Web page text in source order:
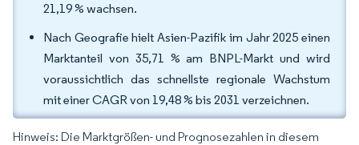
21,19 % wachsen.
Nach Geografie hielt Asien-Pazifik im Jahr 2025 einen
Marktanteil von 35,71 % am BNPL-Markt und wird
voraussichtlich das schnellste regionale Wachstum
mit einer CAGR von 19,48 % bis 2031 verzeichnen.
Hinweis: Die Marktgrößen- und Prognosezahlen in diesem